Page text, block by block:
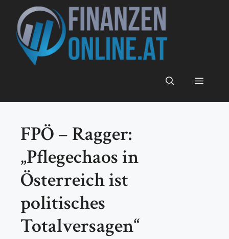
Inhalt
springen
Menü
FPÖ – Ragger:
„Pflegechaos in
Österreich ist
politisches
Totalversagen“